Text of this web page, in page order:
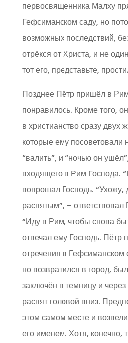
первосвященника Малху
Гефсиманском саду, но
возможных последствий,
отрёкся от Христа, и не
тот его, представьте,
Позднее Пётр пришёл в
понравилось. Кроме того,
в христианство сразу двух
которые ему посоветовали
“валить”, и “ночью он
входящего в Рим Господа.
вопрошал Господь. “Ухожу,
распятым”, –
“Иду в Рим, чтобы снова
отвечал ему Господь. Пётр
отречения в Гефсиманском
но возвратился в город,
заключён в темницу и через
распят головой вниз.
этом самом месте и
его именем. Хотя, конечно,